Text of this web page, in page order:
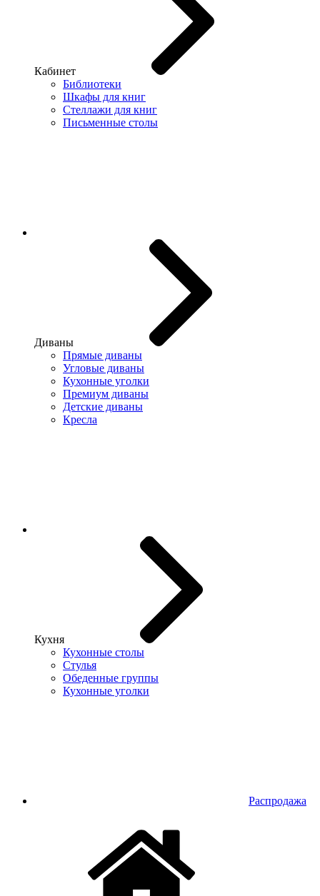
Кабинет
Библиотеки
Шкафы для книг
Стеллажи для книг
Письменные столы
Диваны
Прямые диваны
Угловые диваны
Кухонные уголки
Премиум диваны
Детские диваны
Кресла
Кухня
Кухонные столы
Стулья
Обеденные группы
Кухонные уголки
Распродажа